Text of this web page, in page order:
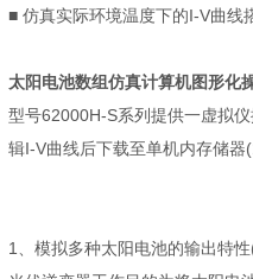
■ 仿真实际环境温度下的I-V曲线
太阳电池数组仿真计算机图形化
型号62000H-S系列提供一虚拟
辑I-V曲线后下载至单机内存储器
1、模拟多种太阳电池的输出特性